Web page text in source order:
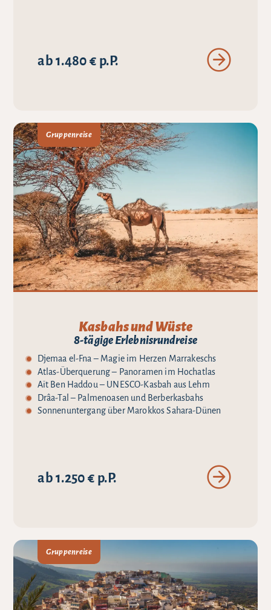
ab 1.480 € p.P.
Gruppenreise
Kasbahs und Wüste
8-tägige Erlebnisrundreise
Djemaa el-Fna – Magie im Herzen Marrakeschs
Atlas-Überquerung – Panoramen im Hochatlas
Aït Ben Haddou – UNESCO-Kasbah aus Lehm
Drâa-Tal – Palmenoasen und Berberkasbahs
Sonnenuntergang über Marokkos Sahara-Dünen
ab 1.250 € p.P.
Gruppenreise